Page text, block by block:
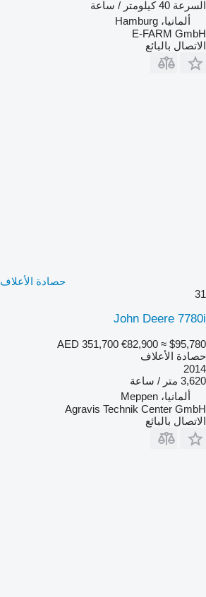
السرعة 40 كيلومتر / ساعة
ألمانيا، Hamburg
E-FARM GmbH
الاتصال بالبائع
حصادة الأعلاف John Deere 7780i
31
John Deere 7780i
AED 351,700 €82,900 ≈ $95,780
حصادة الأعلاف
2014
3,620 متر / ساعة
ألمانيا، Meppen
Agravis Technik Center GmbH
الاتصال بالبائع